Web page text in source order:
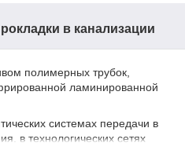
в канализации
полимерных трубок,
ламинированной
системах передачи в
в технологических сетях